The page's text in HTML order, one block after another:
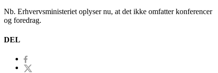
Nb. Erhvervsministeriet oplyser nu, at det ikke omfatter konferencer
og foredrag.
DEL